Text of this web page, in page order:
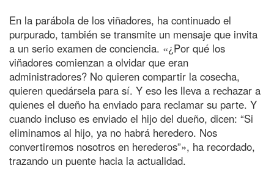
En la parábola de los viñadores, ha continuado el
purpurado, también se transmite un mensaje que invita
a un serio examen de conciencia. «¿Por qué los
viñadores comienzan a olvidar que eran
administradores? No quieren compartir la cosecha,
quieren quedársela para sí. Y eso les lleva a rechazar a
quienes el dueño ha enviado para reclamar su parte. Y
cuando incluso es enviado el hijo del dueño, dicen: “Si
eliminamos al hijo, ya no habrá heredero. Nos
convertiremos nosotros en herederos”», ha recordado,
trazando un puente hacia la actualidad.